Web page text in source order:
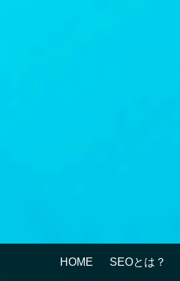
HOME SEOとは？